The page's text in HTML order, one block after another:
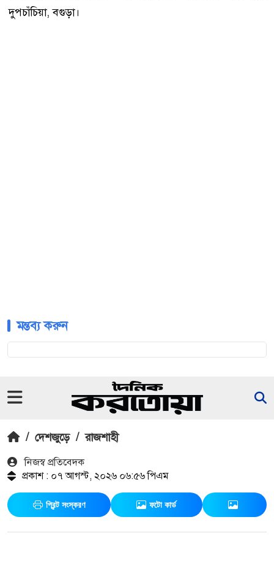
দুপচাঁচিয়া, বগুড়া।
মন্তব্য করুন
/ দেশজুড়ে / রাজশাহী
নিজস্ব প্রতিবেদক
প্রকাশ : ০৭ আগস্ট, ২০২৬ ০৬:৫৬ পিএম
প্রিন্ট সংস্করণ ফটো কার্ড